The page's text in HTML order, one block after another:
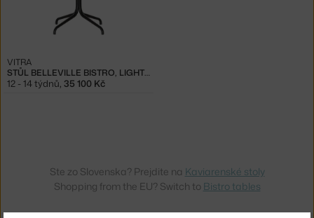
STŮL BELLEVILLE BISTRO, LIGHT OAK VENEER
VITRA
12 - 14 týdnů 35 100 Kč
Ste zo Slovenska? Prejdite na Kaviarenské stoly
Shopping from the EU? Switch to Bistro tables